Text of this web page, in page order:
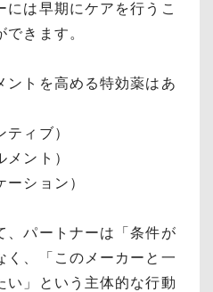
は早期にケアを行うこ
きます。
ントを高める特効薬はあ
ィブ）
ント）
ション）
、パートナーは「条件が
く、「このメーカーと一
い」という主体的な行動